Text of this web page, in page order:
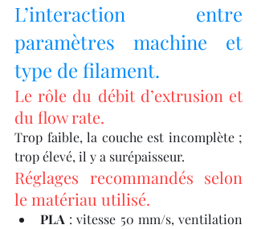
L’interaction entre
paramètres machine et
type de filament.
Le rôle du débit d’extrusion et
du flow rate.
Trop faible, la couche est incomplète ;
trop élevé, il y a surépaisseur.
Réglages recommandés selon
le matériau utilisé.
PLA : vitesse 50 mm/s, ventilation